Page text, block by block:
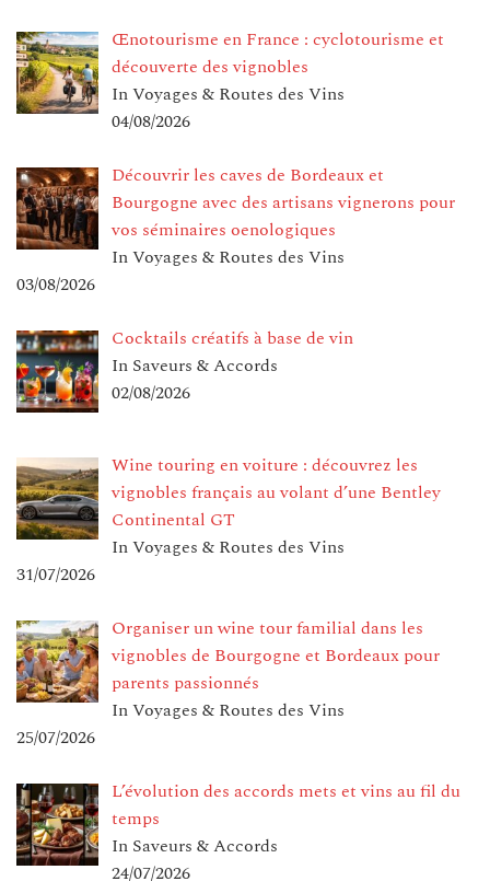
Œnotourisme en France : cyclotourisme et
découverte des vignobles
In Voyages & Routes des Vins
04/08/2026
Découvrir les caves de Bordeaux et
Bourgogne avec des artisans vignerons pour
vos séminaires oenologiques
In Voyages & Routes des Vins
03/08/2026
Cocktails créatifs à base de vin
In Saveurs & Accords
02/08/2026
Wine touring en voiture : découvrez les
vignobles français au volant d’une Bentley
Continental GT
In Voyages & Routes des Vins
31/07/2026
Organiser un wine tour familial dans les
vignobles de Bourgogne et Bordeaux pour
parents passionnés
In Voyages & Routes des Vins
25/07/2026
L’évolution des accords mets et vins au fil du
temps
In Saveurs & Accords
24/07/2026